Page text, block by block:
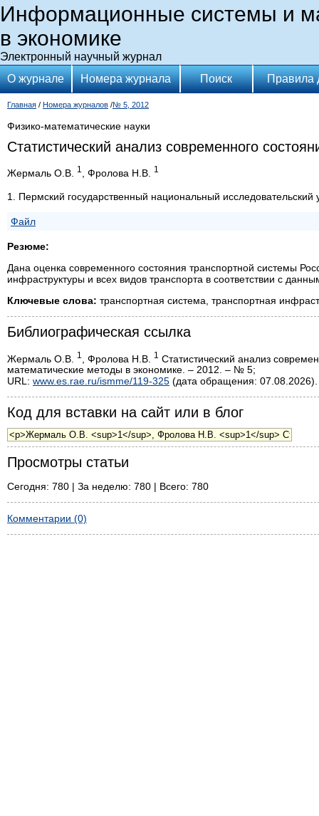
Информационные системы и
в экономике
Электронный научный журнал
О журнале
Номера журнала Поиск Правила
Главная / Номера журналов /№ 5, 2012
Физико-математические науки
Статистический анализ современного
Жермаль О.В. 1 , Фролова Н.В. 1
1. Пермский государственный национальный исследовательский
Файл
Резюме:
Дана оценка современного состояния транспортной системы
инфраструктуры и всех видов транспорта в соответствии с
Ключевые слова: транспортная система, транспортная
Библиографическая ссылка
Жермаль О.В. 1 , Фролова Н.В. 1 Статистический анализ
математические методы в экономике. – 2012. – № 5;
URL: www.es.rae.ru/ismme/119-325 (дата обращения: 07.08.2026).
Код для вставки на сайт или в блог
Просмотры статьи
Сегодня: 780 | За неделю: 780 | Всего: 780
Комментарии (0)